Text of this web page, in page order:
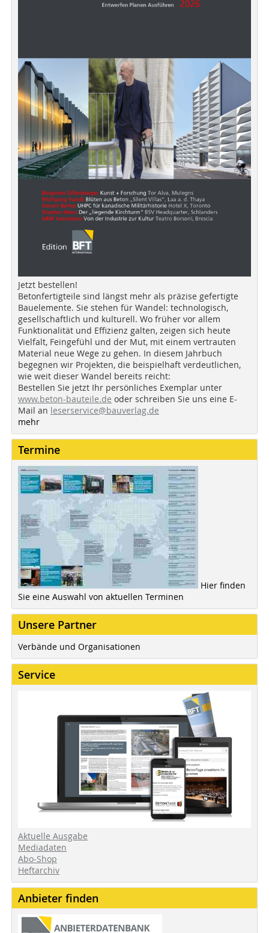
Jetzt bestellen!
Betonfertigteile sind längst mehr als präzise gefertigte
Bauelemente. Sie stehen für Wandel: technologisch,
gesellschaftlich und kulturell. Wo früher vor allem
Funktionalität und Effizienz galten, zeigen sich heute
Vielfalt, Feingefühl und der Mut, mit einem vertrauten
Material neue Wege zu gehen. In diesem Jahrbuch
begegnen wir Projekten, die beispielhaft verdeutlichen,
wie weit dieser Wandel bereits reicht:
Bestellen Sie jetzt Ihr persönliches Exemplar unter
www.beton-bauteile.de oder schreiben Sie uns eine E-
Mail an leserservice@bauverlag.de
mehr
Termine
Hier finden
Sie eine Auswahl von aktuellen Terminen
Unsere Partner
Verbände und Organisationen
Service
Aktuelle Ausgabe
Mediadaten
Abo-Shop
Heftarchiv
Anbieter finden